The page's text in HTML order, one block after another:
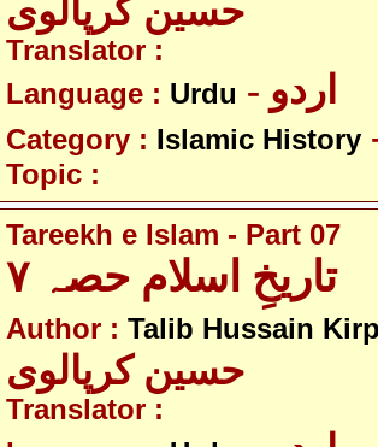
حسین کرپالوی
Translator :
Language : Urdu - اردو
Category : Islamic History
Topic :
Tareekh e Islam - Part 07
تاریخِ اسلام حصہ ۷
Author : Talib Hussain
حسین کرپالوی
Translator :